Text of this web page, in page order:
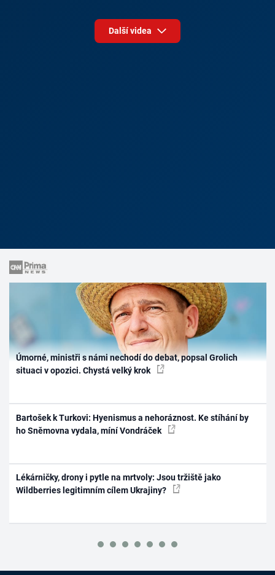
Další videa
Úmorné, ministři s námi nechodí do debat, popsal Grolich
situaci v opozici. Chystá velký krok
Bartošek k Turkovi: Hyenismus a nehoráznost. Ke stíhání by
ho Sněmovna vydala, míní Vondráček
Lékárničky, drony i pytle na mrtvoly: Jsou tržiště jako
Wildberries legitimním cílem Ukrajiny?